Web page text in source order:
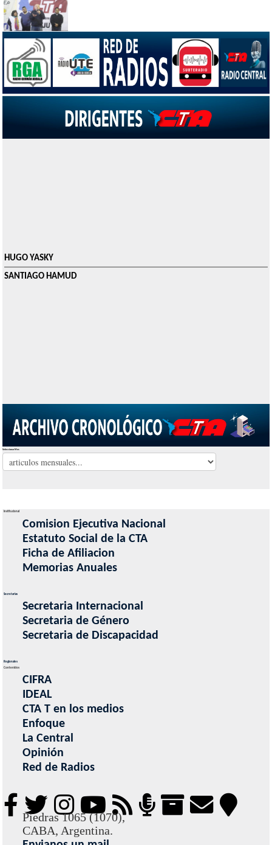
HUGO YASKY
SANTIAGO HAMUD
Seleccionar Mes
Institucional
Comision Ejecutiva Nacional
Estatuto Social de la CTA
Ficha de Afiliacion
Memorias Anuales
Secretarias
Secretaria Internacional
Secretaria de Género
Secretaria de Discapacidad
Regionales
Contenidos
CIFRA
IDEAL
CTA T en los medios
Enfoque
La Central
Opinión
Red de Radios
Piedras 1065 (1070),
CABA, Argentina.